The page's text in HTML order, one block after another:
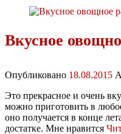
Вкусное
Опубликовано 18.08.2015
Это прекрасное и очень
можно приготовить в
оно получается в конце
достатке. Мне нравится